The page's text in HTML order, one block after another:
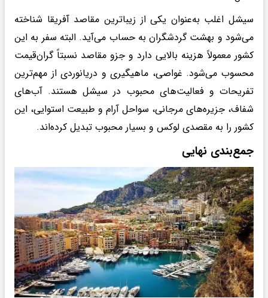
سیشل اغلب به‌عنوان یکی از زیباترین مقاصد آفریقا شناخته
می‌شود و بهشت گردشگران به حساب می‌آید. البته سفر به این
کشور معمولاً هزینه بالایی دارد و جزو مقاصد نسبتاً گران‌قیمت
محسوب می‌شود. غواصی، ماهیگیری و دریانوردی از مهم‌ترین
تفریحات و فعالیت‌های محبوب در سیشل هستند. آب‌های
شفاف، جزیره‌های مرجانی، سواحل آرام و طبیعت استوایی، این
کشور را به مقصدی لوکس و بسیار محبوب تبدیل کرده‌اند.
جمع‌بندی نهایی